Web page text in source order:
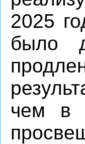
2025
было
чем в